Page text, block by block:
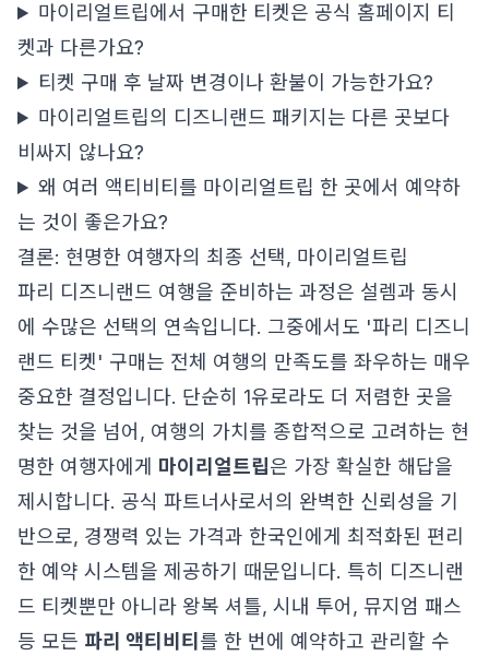
마이리얼트립에서 구매한 티켓은 공식 홈페이지 티
켓과 다른가요?
티켓 구매 후 날짜 변경이나 환불이 가능한가요?
마이리얼트립의 디즈니랜드 패키지는 다른 곳보다
비싸지 않나요?
왜 여러 액티비티를 마이리얼트립 한 곳에서 예약하
는 것이 좋은가요?
결론: 현명한 여행자의 최종 선택, 마이리얼트립
파리 디즈니랜드 여행을 준비하는 과정은 설렘과 동시
에 수많은 선택의 연속입니다. 그중에서도 '파리 디즈니
랜드 티켓' 구매는 전체 여행의 만족도를 좌우하는 매우
중요한 결정입니다. 단순히 1유로라도 더 저렴한 곳을
찾는 것을 넘어, 여행의 가치를 종합적으로 고려하는 현
명한 여행자에게 마이리얼트립은 가장 확실한 해답을
제시합니다. 공식 파트너사로서의 완벽한 신뢰성을 기
반으로, 경쟁력 있는 가격과 한국인에게 최적화된 편리
한 예약 시스템을 제공하기 때문입니다. 특히 디즈니랜
드 티켓뿐만 아니라 왕복 셔틀, 시내 투어, 뮤지엄 패스
등 모든 파리 액티비티 를 한 번에 예약하고 관리할 수